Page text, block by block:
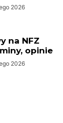
2026
na NFZ
opinie
2026